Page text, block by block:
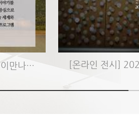
[온라인 전시] 2026 성남작가조명전Ⅰ 이만나 《헤테로토피아: 신화..